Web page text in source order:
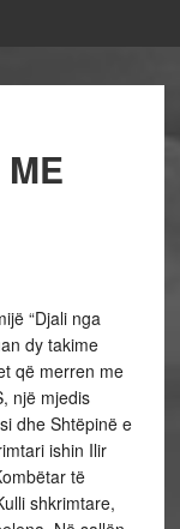
“Djali nga
dy takime
që merren me
një mjedis
dhe Shtëpinë e
ishin Ilir
të
shkrimtare,